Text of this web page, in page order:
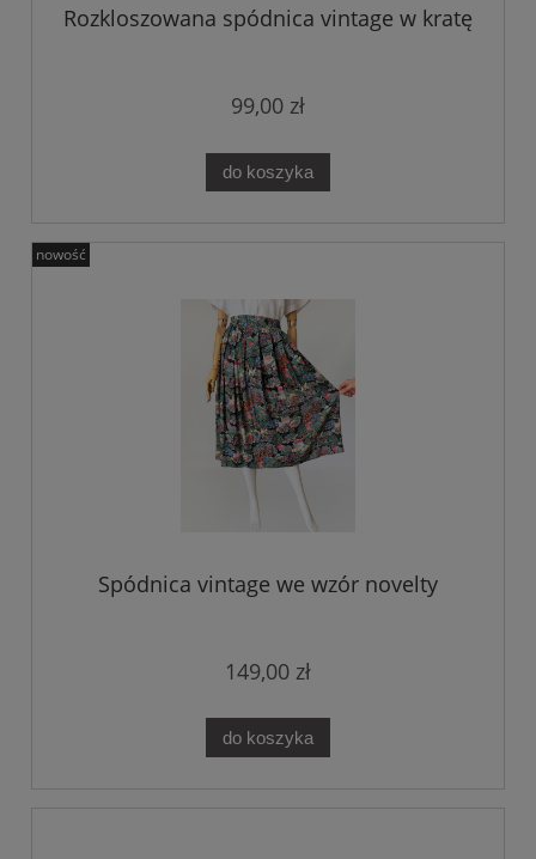
Rozkloszowana spódnica vintage w kratę
99,00 zł
do koszyka
Spódnica vintage we wzór novelty
149,00 zł
do koszyka
nowość